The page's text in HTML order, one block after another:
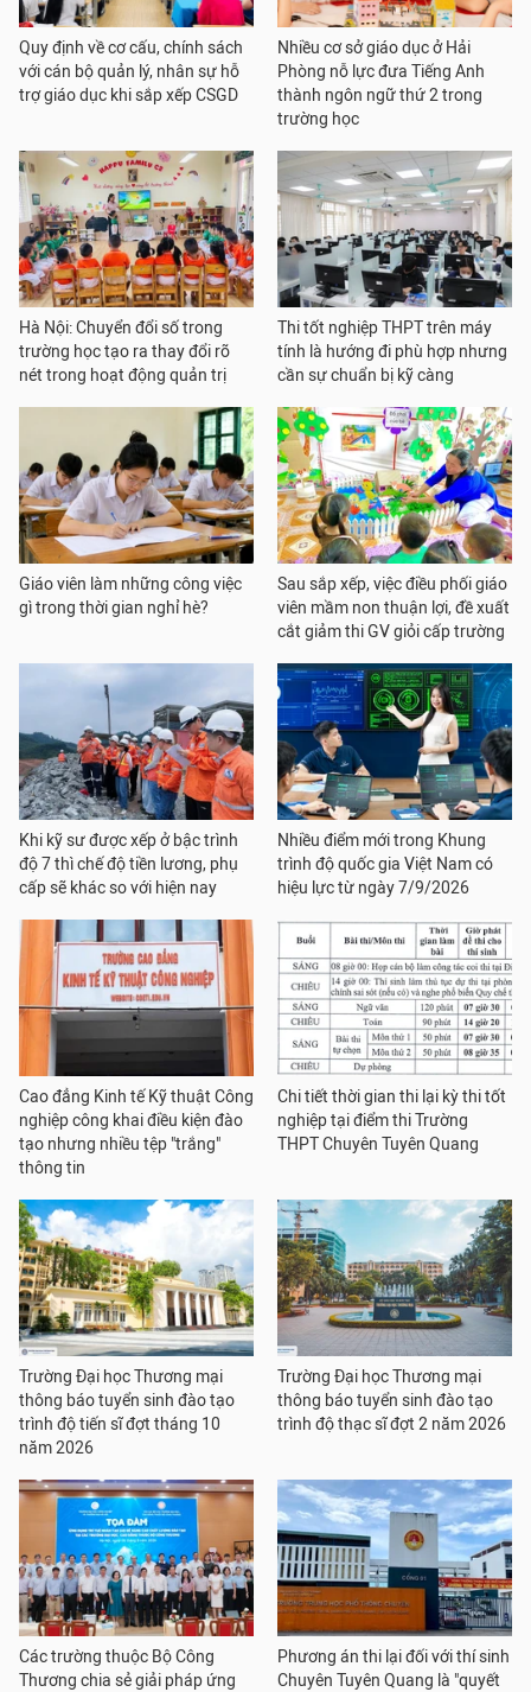
Quy định về cơ cấu, chính sách
với cán bộ quản lý, nhân sự hỗ
trợ giáo dục khi sắp xếp CSGD
Nhiều cơ sở giáo dục ở Hải
Phòng nỗ lực đưa Tiếng Anh
thành ngôn ngữ thứ 2 trong
trường học
Hà Nội: Chuyển đổi số trong
trường học tạo ra thay đổi rõ
nét trong hoạt động quản trị
Thi tốt nghiệp THPT trên máy
tính là hướng đi phù hợp nhưng
cần sự chuẩn bị kỹ càng
Giáo viên làm những công việc
gì trong thời gian nghỉ hè?
Sau sắp xếp, việc điều phối giáo
viên mầm non thuận lợi, đề xuất
cắt giảm thi GV giỏi cấp trường
Khi kỹ sư được xếp ở bậc trình
độ 7 thì chế độ tiền lương, phụ
cấp sẽ khác so với hiện nay
Nhiều điểm mới trong Khung
trình độ quốc gia Việt Nam có
hiệu lực từ ngày 7/9/2026
Cao đẳng Kinh tế Kỹ thuật Công
nghiệp công khai điều kiện đào
tạo nhưng nhiều tệp "trắng"
thông tin
Chi tiết thời gian thi lại kỳ thi tốt
nghiệp tại điểm thi Trường
THPT Chuyên Tuyên Quang
Trường Đại học Thương mại
thông báo tuyển sinh đào tạo
trình độ tiến sĩ đợt tháng 10
năm 2026
Trường Đại học Thương mại
thông báo tuyển sinh đào tạo
trình độ thạc sĩ đợt 2 năm 2026
Các trường thuộc Bộ Công
Thương chia sẻ giải pháp ứng
Phương án thi lại đối với thí sinh
Chuyên Tuyên Quang là "quyết